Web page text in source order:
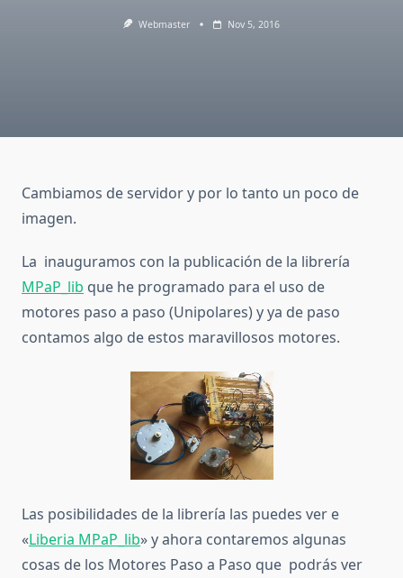
Webmaster Nov 5, 2016
Cambiamos de servidor y por lo tanto un poco de
imagen.
La inauguramos con la publicación de la librería
MPaP_lib que he programado para el uso de
motores paso a paso (Unipolares) y ya de paso
contamos algo de estos maravillosos motores.
Las posibilidades de la librería las puedes ver e
«Liberia MPaP_lib» y ahora contaremos algunas
cosas de los Motores Paso a Paso que podrás ver